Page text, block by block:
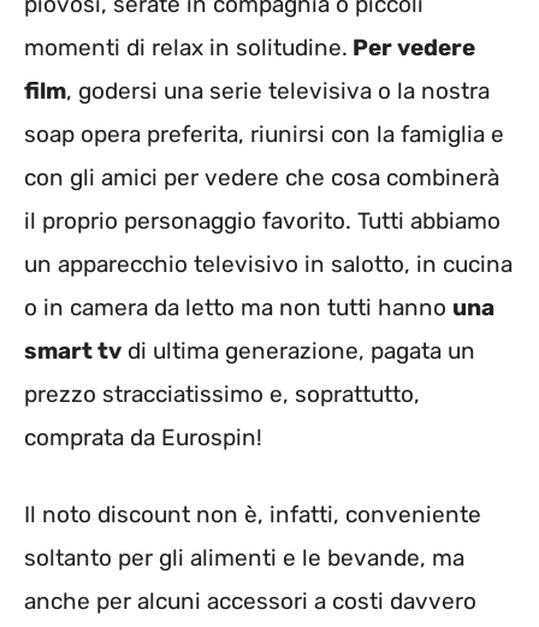
momenti di relax in solitudine. Per vedere
film, godersi una serie televisiva o la nostra
soap opera preferita, riunirsi con la famiglia e
con gli amici per vedere che cosa combinerà
il proprio personaggio favorito. Tutti abbiamo
un apparecchio televisivo in salotto, in cucina
o in camera da letto ma non tutti hanno una
smart tv di ultima generazione, pagata un
prezzo stracciatissimo e, soprattutto,
comprata da Eurospin!
Il noto discount non è, infatti, conveniente
soltanto per gli alimenti e le bevande, ma
anche per alcuni accessori a costi davvero